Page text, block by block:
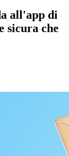
all'app di
sicura che